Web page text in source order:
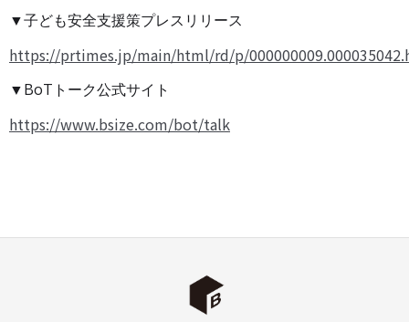
▼子ども安全支援策プレスリリース
https://prtimes.jp/main/html/rd/p/
▼BoTトーク公式サイト
https://www.bsize.com/bot/talk